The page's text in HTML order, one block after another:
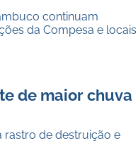
continuam
da Compesa e locais
de maior chuva
rastro de destruição e